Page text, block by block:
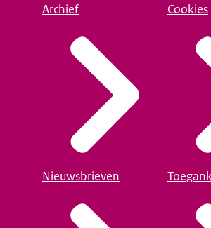
Archief
Nieuwsbrieven
Cookies